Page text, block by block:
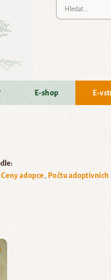
E-shop E-
Ceny adopce Počtu adoptivních